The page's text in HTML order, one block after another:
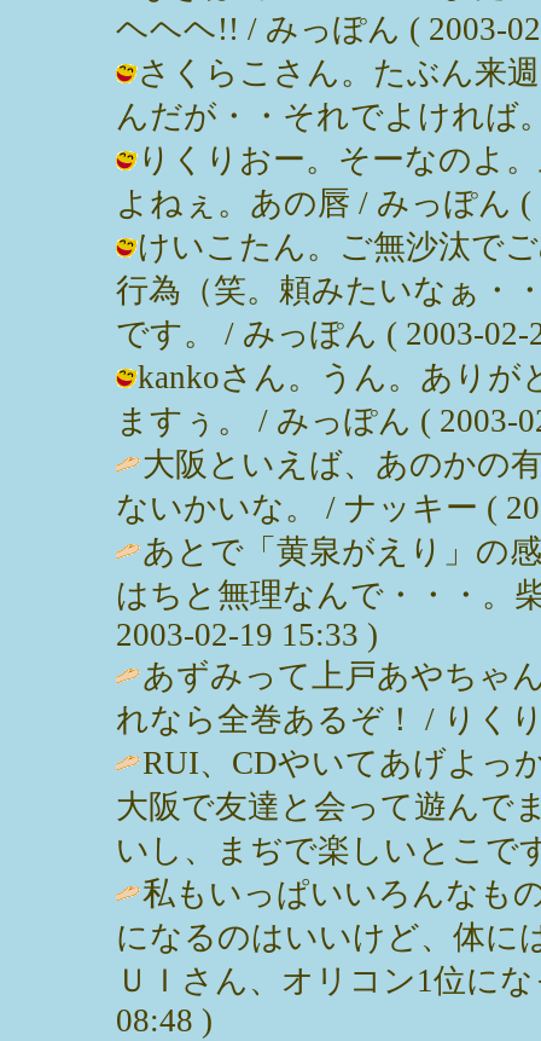
ヘヘヘ!! / みっぽん ( 2003-
さくらこさん。たぶん来
んだが・・それでよければ
りくりおー。そーなのよ
よねぇ。あの唇 / みっぽん (
けいこたん。ご無沙汰で
行為（笑。頼みたいなぁ・
です。 / みっぽん ( 2003-02-
kankoさん。うん。ありが
ますぅ。 / みっぽん ( 2003-
大阪といえば、あのかの
ないかいな。 / ナッキー (
あとで「黄泉がえり」の
はちと無理なんで・・・。
2003-02-19 15:33 )
あずみって上戸あやちゃ
れなら全巻あるぞ！ / りく
RUI、CDやいてあげよっ
大阪で友達と会って遊んで
いし、まぢで楽しいとこで
私もいっぱいいろんなも
になるのはいいけど、体に
ＵＩさん、オリコン1位に
08:48 )